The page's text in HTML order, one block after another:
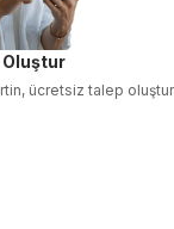
Oluştur
ücretsiz talep